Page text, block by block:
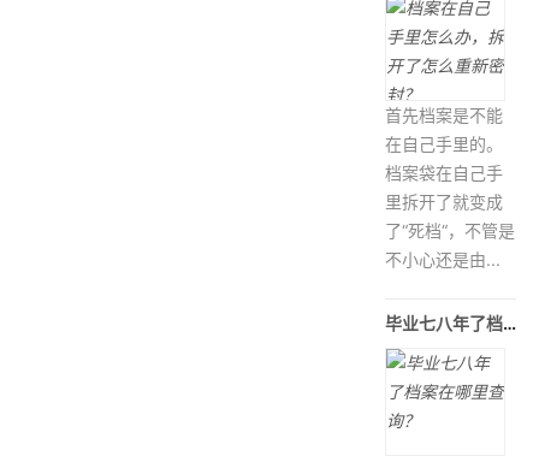
首先档案是不能
在自己手里的。
档案袋在自己手
里拆开了就变成
了“死档“，不管是
不小心还是由...
毕业七八年了档案在哪里查询？